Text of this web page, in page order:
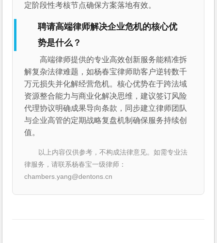
定阶段性考核节点确保方案落地有效。
聘请高端律师解决企业危机的核心优
势是什么？
高端律师提供的专业高效创新服务能精准拆
解复杂法律难题，如杨春宝律师助客户逆转数千
万元损失并化解经营危机。核心优势在于跨法域
资源整合能力与商业化解决思维，建议签订风险
代理协议明确成果导向条款，同步建立律师团队
与企业高管的定期战略复盘机制确保服务持续创
值。
以上内容仅供参考，不构成法律意见。如需专业法
律服务，请联系杨春宝一级律师：
chambers.yang@dentons.cn